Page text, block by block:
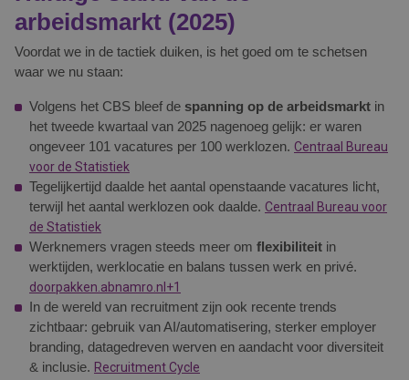
arbeidsmarkt (2025)
Voordat we in de tactiek duiken, is het goed om te schetsen
waar we nu staan:
Volgens het CBS bleef de spanning op de arbeidsmarkt in
het tweede kwartaal van 2025 nagenoeg gelijk: er waren
ongeveer 101 vacatures per 100 werklozen. Centraal Bureau
voor de Statistiek
Tegelijkertijd daalde het aantal openstaande vacatures licht,
terwijl het aantal werklozen ook daalde. Centraal Bureau voor
de Statistiek
Werknemers vragen steeds meer om flexibiliteit in
werktijden, werklocatie en balans tussen werk en privé.
doorpakken.abnamro.nl+1
In de wereld van recruitment zijn ook recente trends
zichtbaar: gebruik van AI/automatisering, sterker employer
branding, datagedreven werven en aandacht voor diversiteit
& inclusie. Recruitment Cycle